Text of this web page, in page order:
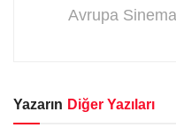
Avrupa
Yazarın Diğer Yazıları